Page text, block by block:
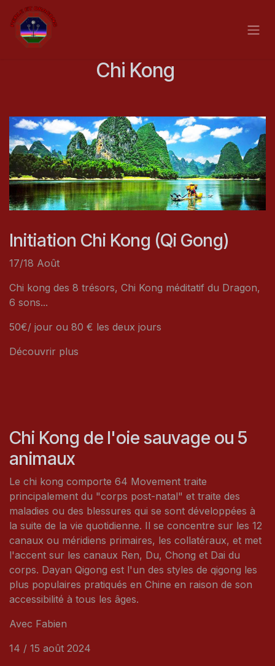
Se rendre au contenu
Chi Kong
Initiation Chi Kong (Qi Gong)
17/18 Août
Chi kong des 8 trésors, Chi Kong méditatif du Dragon,
6 sons...
50€/ jour ou 80 € les deux jours
Découvrir plus
Chi Kong de l'oie sauvage ou 5
animaux
Le chi kong comporte 64 Movement traite
principalement du "corps post-natal" et traite des
maladies ou des blessures qui se sont développées à
la suite de la vie quotidienne. Il se concentre sur les 12
canaux ou méridiens primaires, les collatéraux, et met
l'accent sur les canaux Ren, Du, Chong et Dai du
corps. Dayan Qigong est l'un des styles de qigong les
plus populaires pratiqués en Chine en raison de son
accessibilité à tous les âges.
Avec Fabien
14 / 15 août 2024